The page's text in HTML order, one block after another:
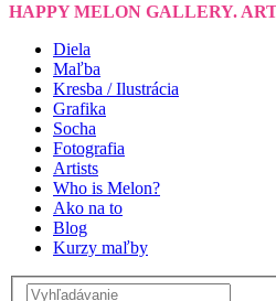
HAPPY MELON GALLERY.
Diela
Maľba
Kresba / Ilustrácia
Grafika
Socha
Fotografia
Artists
Who is Melon?
Ako na to
Blog
Kurzy maľby